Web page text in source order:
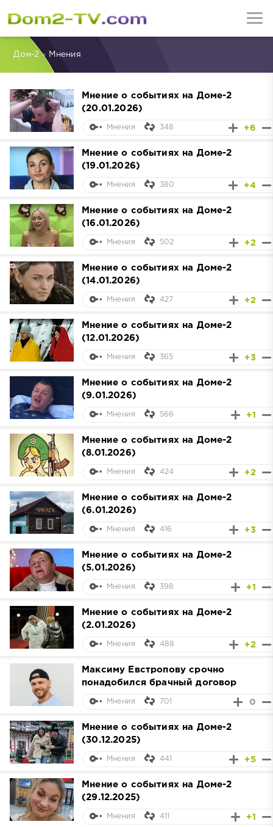
Дом-2» Мнения
Мнение о событиях на Доме-2
(20.01.2026)
+6
Мнения 348
Мнение о событиях на Доме-2
(19.01.2026)
+4
Мнения 380
Мнение о событиях на Доме-2
(16.01.2026)
+2
Мнения 502
Мнение о событиях на Доме-2
(14.01.2026)
+2
Мнения 427
Мнение о событиях на Доме-2
(12.01.2026)
+3
Мнения 365
Мнение о событиях на Доме-2
(9.01.2026)
+1
Мнения 566
Мнение о событиях на Доме-2
(8.01.2026)
+2
Мнения 424
Мнение о событиях на Доме-2
(6.01.2026)
+3
Мнения 416
Мнение о событиях на Доме-2
(5.01.2026)
+1
Мнения 398
Мнение о событиях на Доме-2
(2.01.2026)
+2
Мнения 488
Максиму Евстропову срочно
понадобился брачный договор
0
Мнения 701
Мнение о событиях на Доме-2
(30.12.2025)
+5
Мнения 441
Мнение о событиях на Доме-2
(29.12.2025)
+1
Мнения 411